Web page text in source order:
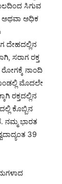
ಸಿಗುವ
ಅಥವಾ ಅಧಿಕ
ದೇಹದಲ್ಲಿನ
ಸರಾಗ ರಕ್ತ
ನಾಂದಿ
ಮೊದಲೇ
ರಕ್ತದಲ್ಲಿನ
ಕೊಬ್ಬಿನ
ನಮ್ಮ ಭಾರತ
39